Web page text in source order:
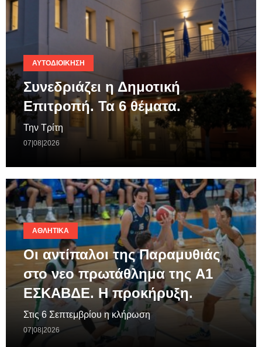
ΑΥΤΟΔΙΟΊΚΗΣΗ
Συνεδριάζει η Δημοτική
Επιτροπή. Τα 6 θέματα.
Την Τρίτη
07|08|2026
ΑΘΛΗΤΙΚΆ
Οι αντίπαλοι της Παραμυθιάς
στο νεο πρωτάθλημα της A1
ΕΣΚΑΒΔΕ. Η προκήρυξη.
Στις 6 Σεπτεμβρίου η κλήρωση
07|08|2026